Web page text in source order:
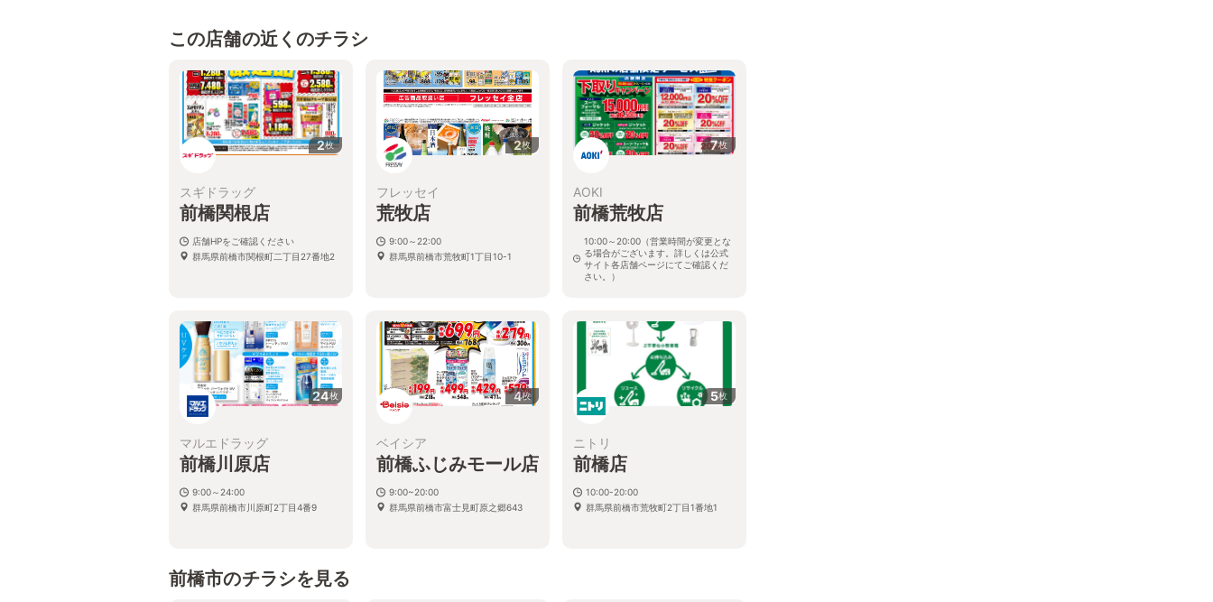
この店舗の近くのチラシ
2枚
スギドラッグ
前橋関根店
店舗HPをご確認ください
群馬県前橋市関根町二丁目27番地2
2枚
フレッセイ
荒牧店
9:00～22:00
群馬県前橋市荒牧町1丁目10-1
7枚
AOKI
前橋荒牧店
10:00～20:00（営業時間が変更とな
る場合がございます。詳しくは公式
サイト各店舗ページにてご確認くだ
さい。）
24枚
マルエドラッグ
前橋川原店
9:00～24:00
群馬県前橋市川原町2丁目4番9
4枚
ベイシア
前橋ふじみモール店
9:00~20:00
群馬県前橋市富士見町原之郷643
5枚
ニトリ
前橋店
10:00-20:00
群馬県前橋市荒牧町2丁目1番地1
前橋市のチラシを見る